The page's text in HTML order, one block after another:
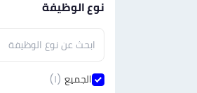
نوع الوظيفة
الجميع (١)